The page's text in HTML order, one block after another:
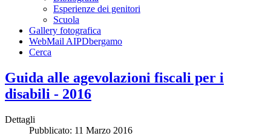
Esperienze dei genitori
Scuola
Gallery fotografica
WebMail AIPDbergamo
Cerca
Guida alle agevolazioni fiscali per i
disabili - 2016
Dettagli
Pubblicato: 11 Marzo 2016